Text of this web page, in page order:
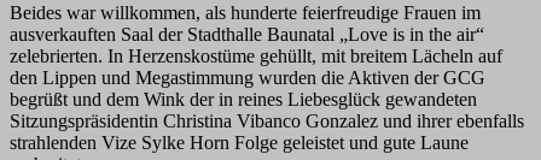
Beides war willkommen, als hunderte feierfreudige Frauen im
ausverkauften Saal der Stadthalle Baunatal „Love is in the air“
zelebrierten. In Herzenskostüme gehüllt, mit breitem Lächeln auf
den Lippen und Megastimmung wurden die Aktiven der GCG
begrüßt und dem Wink der in reines Liebesglück gewandeten
Sitzungspräsidentin Christina Vibanco Gonzalez und ihrer ebenfalls
strahlenden Vize Sylke Horn Folge geleistet und gute Laune